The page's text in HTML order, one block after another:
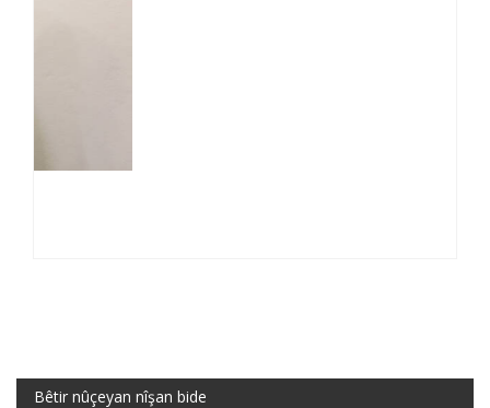
Bêtir nûçeyan nîşan bide